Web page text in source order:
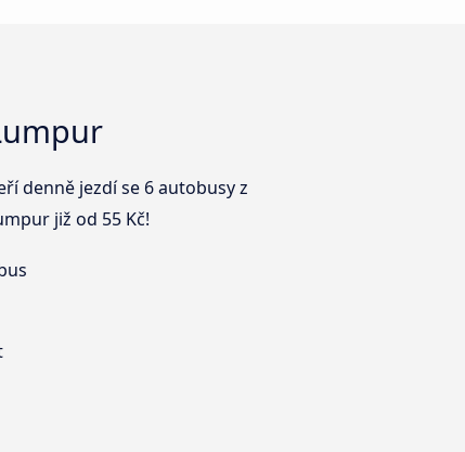
denně jezdí se 6 autobusy z
již od 55 Kč!